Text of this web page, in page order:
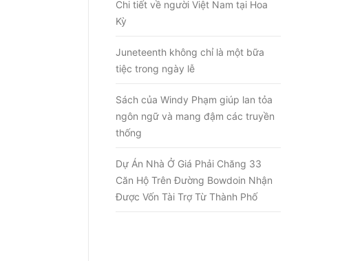
Chi tiết về người Việt Nam tại Hoa
Kỳ
Juneteenth không chỉ là một bữa
tiệc trong ngày lễ
Sách của Windy Phạm giúp lan tỏa
ngôn ngữ và mang đậm các truyền
thống
Dự Án Nhà Ở Giá Phải Chăng 33
Căn Hộ Trên Đường Bowdoin Nhận
Được Vốn Tài Trợ Từ Thành Phố